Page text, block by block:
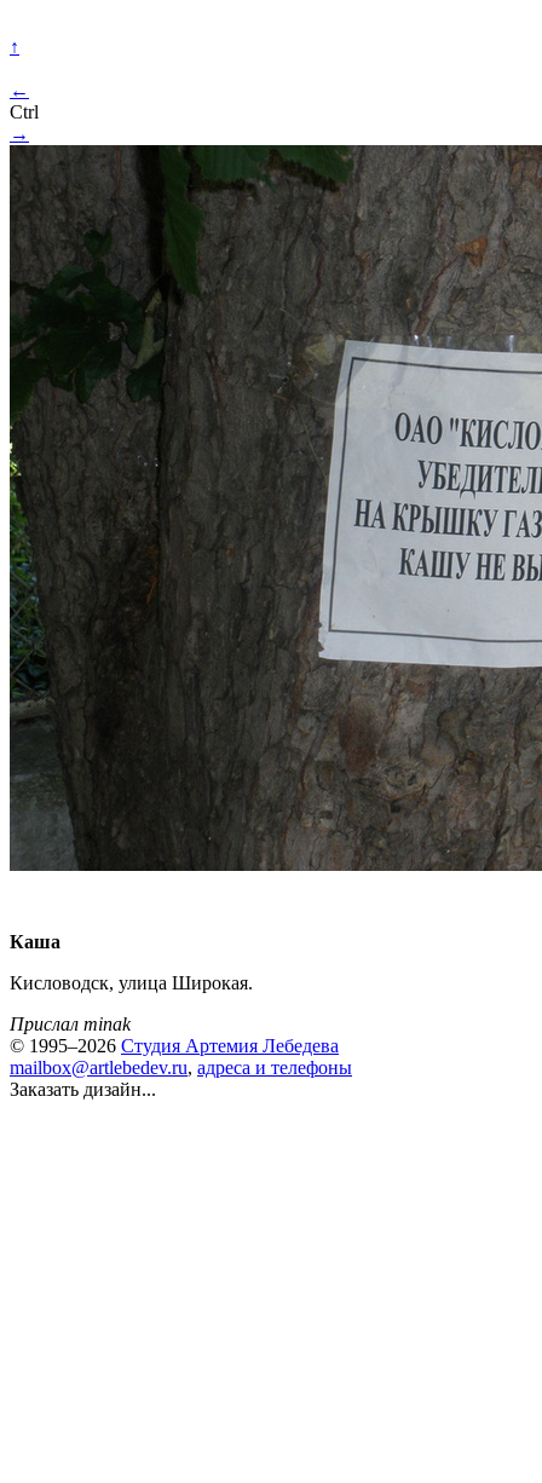
↑
←
Ctrl
→
Каша
Кисловодск, улица Широкая.
Прислал minak
© 1995–2026 Студия Артемия Лебедева
mailbox@artlebedev.ru, адреса и телефоны
Заказать дизайн...